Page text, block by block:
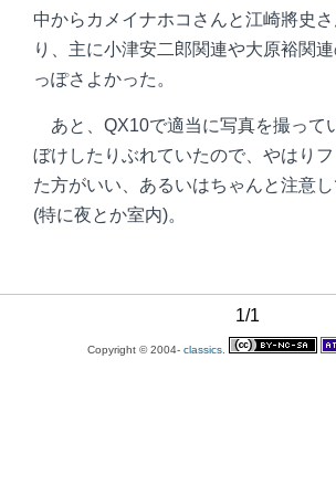
中からカメイナホコさんと江崎將史
り、主に小津安二郎関連や大原裕関
っぽさよかった。
あと、QX10で適当に写真を撮って
ぼけしたりぶれていたので、やはり
た方がいい、あるいはちゃんと注意
(特に夜とか室内)。
1/1
Copyright © 2004- classics.